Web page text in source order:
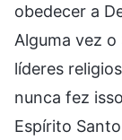
obedecer a
Alguma vez
líderes
nunca fez
Espírito